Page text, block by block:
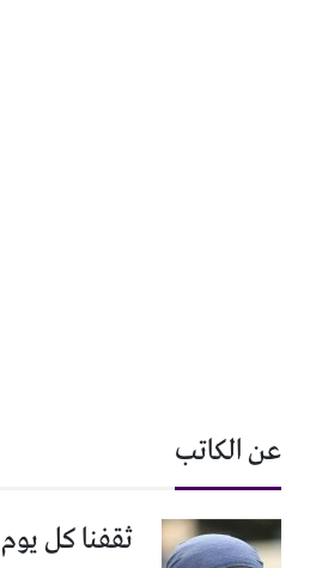
عن الكاتب
ثقفنا كل يوم